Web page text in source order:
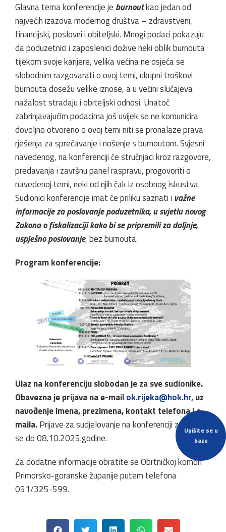
Upišite se u
bazu
Glavna tema konferencije je burnoutkao jedan od
najvećih izazova modernog društva – zdravstveni,
financijski, poslovni i obiteljski. Mnogi podaci pokazuju
da poduzetnici i zaposlenici dožive neki oblik burnouta
tijekom svoje karijere, velika većina ne osjeća se
slobodnim razgovarati o ovoj temi, ukupni troškovi
burnouta dosežu velike iznose, a u većini slučajeva
nažalost stradaju i obiteljski odnosi. Unatoč
zabrinjavajućim podacima još uvijek se ne komunicira
dovoljno otvoreno o ovoj temi niti se pronalaze prava
rješenja za sprečavanje i nošenje s burnoutom. Svjesni
navedenog, na konferenciji će stručnjaci kroz razgovore,
predavanja i završnu panel raspravu, progovoriti o
navedenoj temi, neki od njih čak iz osobnog iskustva.
Sudionici konferencije imat će priliku saznati i važne
informacije za poslovanje poduzetnika, u svjetlu novog
Zakona o fiskalizaciji kako bi se pripremili za daljnje,
uspješno poslovanje, bez burnouta.
Program konferencije:
Ulaz na konferenciju slobodan je za sve sudionike.
Obavezna je prijava na e-mailok.rijeka@hok.hr, uz
navođenje imena, prezimena, kontakt telefona i e-
maila.Prijave za sudjelovanje na konferenciji zaprimaju
se do 08.10.2025.godine.
Za dodatne informacije obratite se Obrtničkoj komori
Primorsko-goranske županije putem telefona
051/325-599.